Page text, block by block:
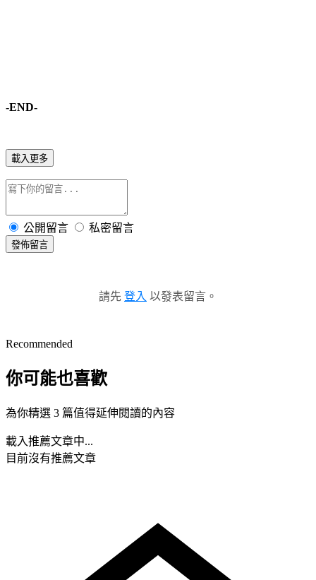
-END-
載入更多
公開留言 私密留言
發佈留言
請先 登入 以發表留言。
Recommended
你可能也喜歡
為你精選 3 篇值得延伸閱讀的內容
載入推薦文章中...
目前沒有推薦文章